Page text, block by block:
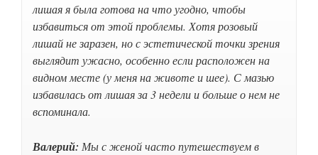
лишая я была готова на что угодно, чтобы
избавиться от этой проблемы. Хотя розовый
лишай не заразен, но с эстетической точки зрения
выглядит ужасно, особенно если расположен на
видном месте (у меня на животе и шее). С мазью
избавилась от лишая за 3 недели и больше о нем не
вспоминала.
Валерий: Мы с женой часто путешествуем в